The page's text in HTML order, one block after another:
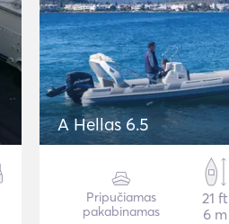
A Hellas 6.5
Pripučiamas
pakabinamas
21 ft
6 m